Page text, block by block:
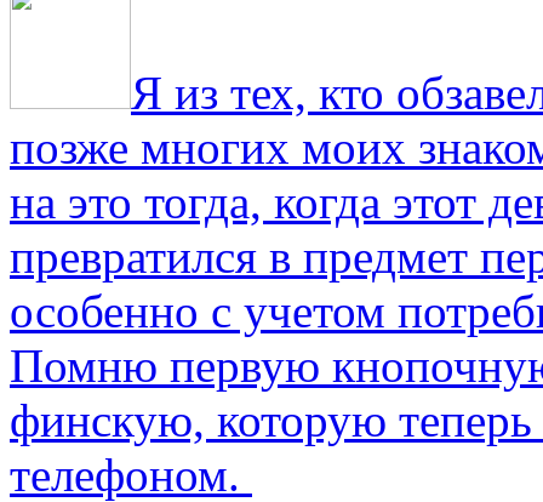
Я из тех, кто
позже многих моих
на это тогда, когда этот
превратился в предмет
особенно с учетом
Помню первую
финскую, которую
телефоном.